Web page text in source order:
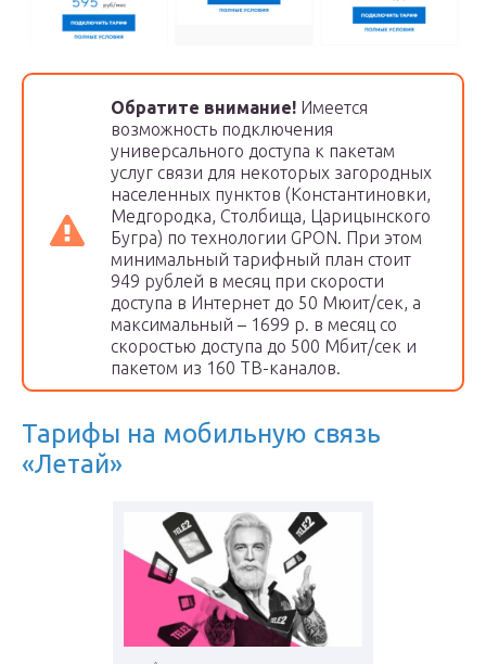
Обратите внимание! Имеется
возможность подключения
универсального доступа к пакетам
услуг связи для некоторых загородных
населенных пунктов (Константиновки,
Медгородка, Столбища, Царицынского
Бугра) по технологии GPON. При этом
минимальный тарифный план стоит
949 рублей в месяц при скорости
доступа в Интернет до 50 Мюит/сек, а
максимальный – 1699 р. в месяц со
скоростью доступа до 500 Мбит/сек и
пакетом из 160 ТВ-каналов.
Тарифы на мобильную связь
«Летай»